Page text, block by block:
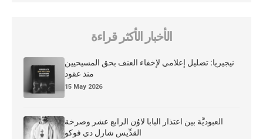
الأخبار الأكثر قراءة
نيجيريا: تضليل إعلامي لإخفاء العنف بحق المسيحيين
منذ عقود
15 May 2026
العبوديَّة بين اعتذار البابا لاوُن الرابع عشر وصرخة
القدِّيس شارل دي فوكو